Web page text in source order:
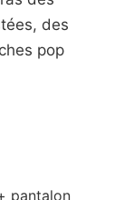
des
pop
pantalon